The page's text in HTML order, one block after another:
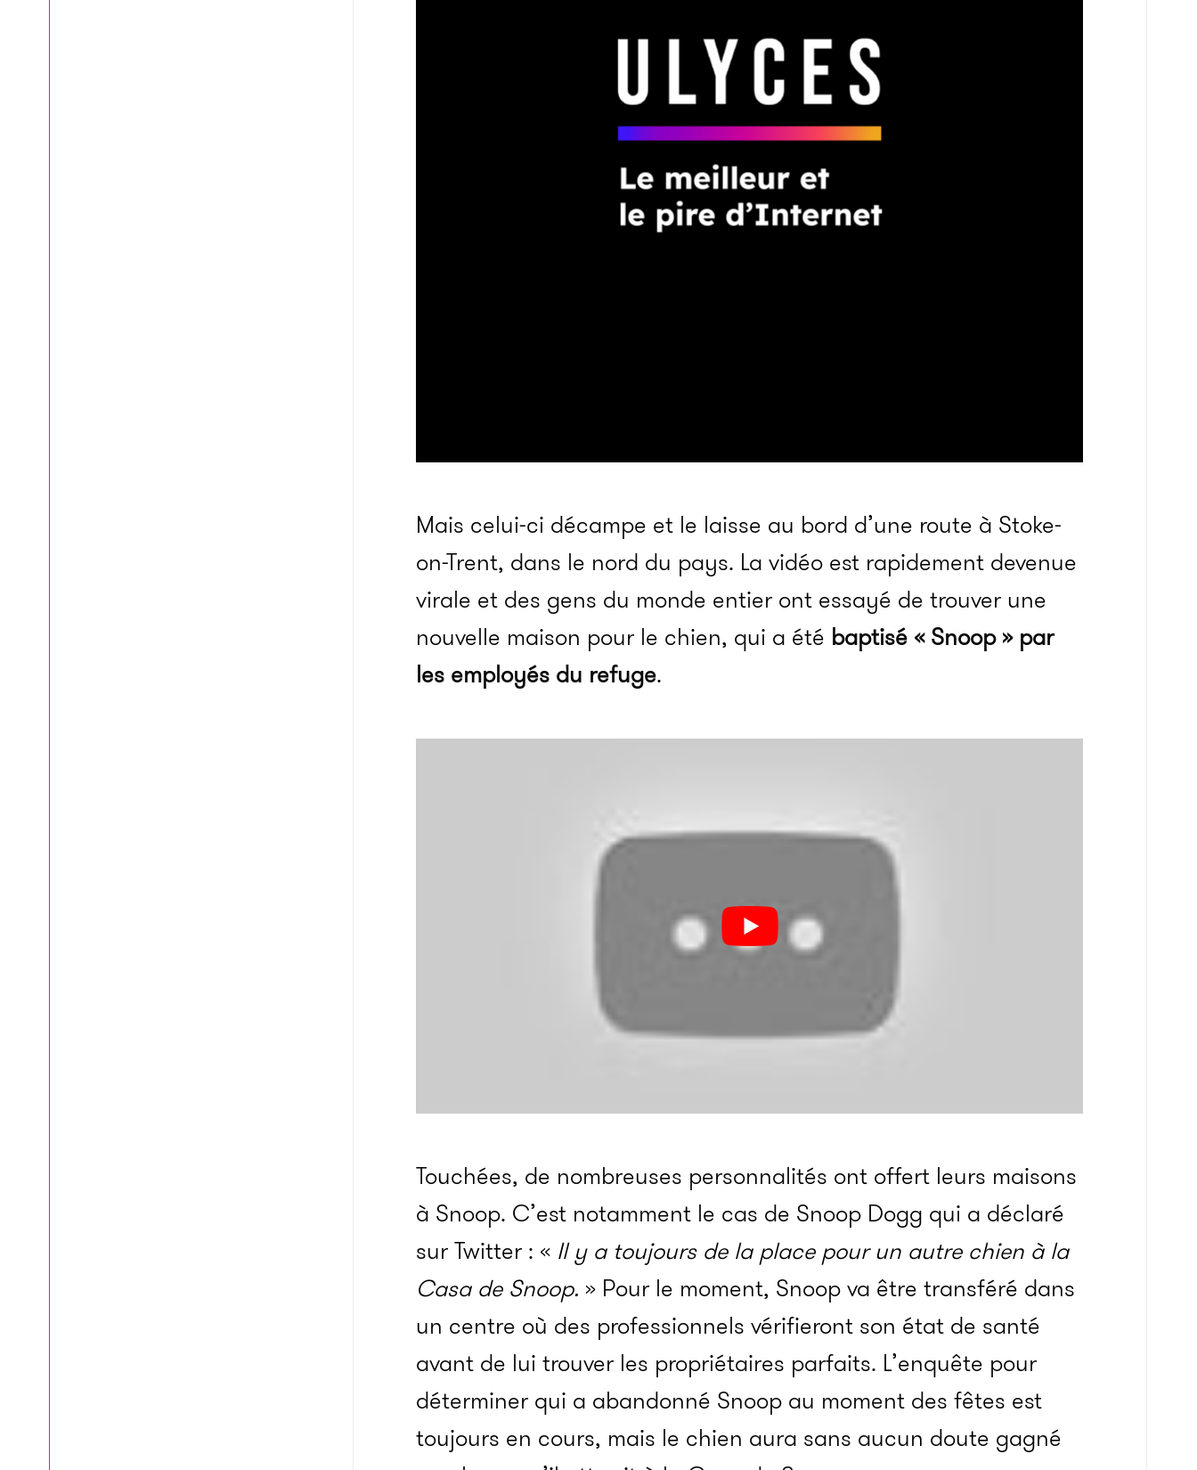
Mais celui-ci décampe et le laisse au bord d’une route à Stoke-
on-Trent, dans le nord du pays. La vidéo est rapidement devenue
virale et des gens du monde entier ont essayé de trouver une
nouvelle maison pour le chien, qui a été baptisé « Snoop » par
les employés du refuge.
Touchées, de nombreuses personnalités ont offert leurs maisons
à Snoop. C’est notamment le cas de Snoop Dogg qui a déclaré
sur Twitter : « Il y a toujours de la place pour un autre chien à la
Casa de Snoop. » Pour le moment, Snoop va être transféré dans
un centre où des professionnels vérifieront son état de santé
avant de lui trouver les propriétaires parfaits. L’enquête pour
déterminer qui a abandonné Snoop au moment des fêtes est
toujours en cours, mais le chien aura sans aucun doute gagné